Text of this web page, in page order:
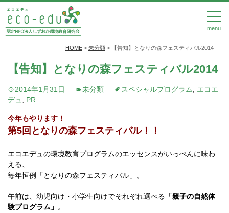
menu
HOME > 未分類 > 【告知】となりの森フェスティバル2014
【告知】となりの森フェスティバル2014
2014年1月31日 未分類 スペシャルプログラム
エコエ
デュ
PR
今年もやります！
第5回となりの森フェスティバル！！
エコエデュの環境教育プログラムのエッセンスがいっぺんに味わ
える、
毎年恒例「となりの森フェスティバル」。
午前は、幼児向け・小学生向けでそれぞれ選べる 「親子の自然体
験プログラム」 。